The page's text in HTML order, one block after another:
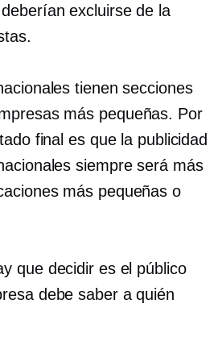
excluirse de la
tienen secciones
más pequeñas. Por
final es que la publicidad
siempre será más
más pequeñas o
que decidir es el público
debe saber a quién